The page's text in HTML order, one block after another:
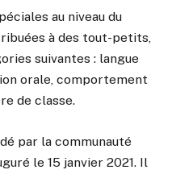
au niveau du
à des tout-petits,
suivantes : langue
orale, comportement
de classe.
par la communauté
le 15 janvier 2021. Il